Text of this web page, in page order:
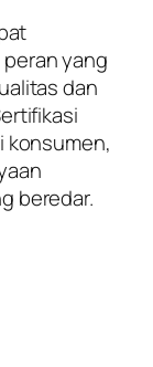
peran yang
dan
konsumen,
beredar.